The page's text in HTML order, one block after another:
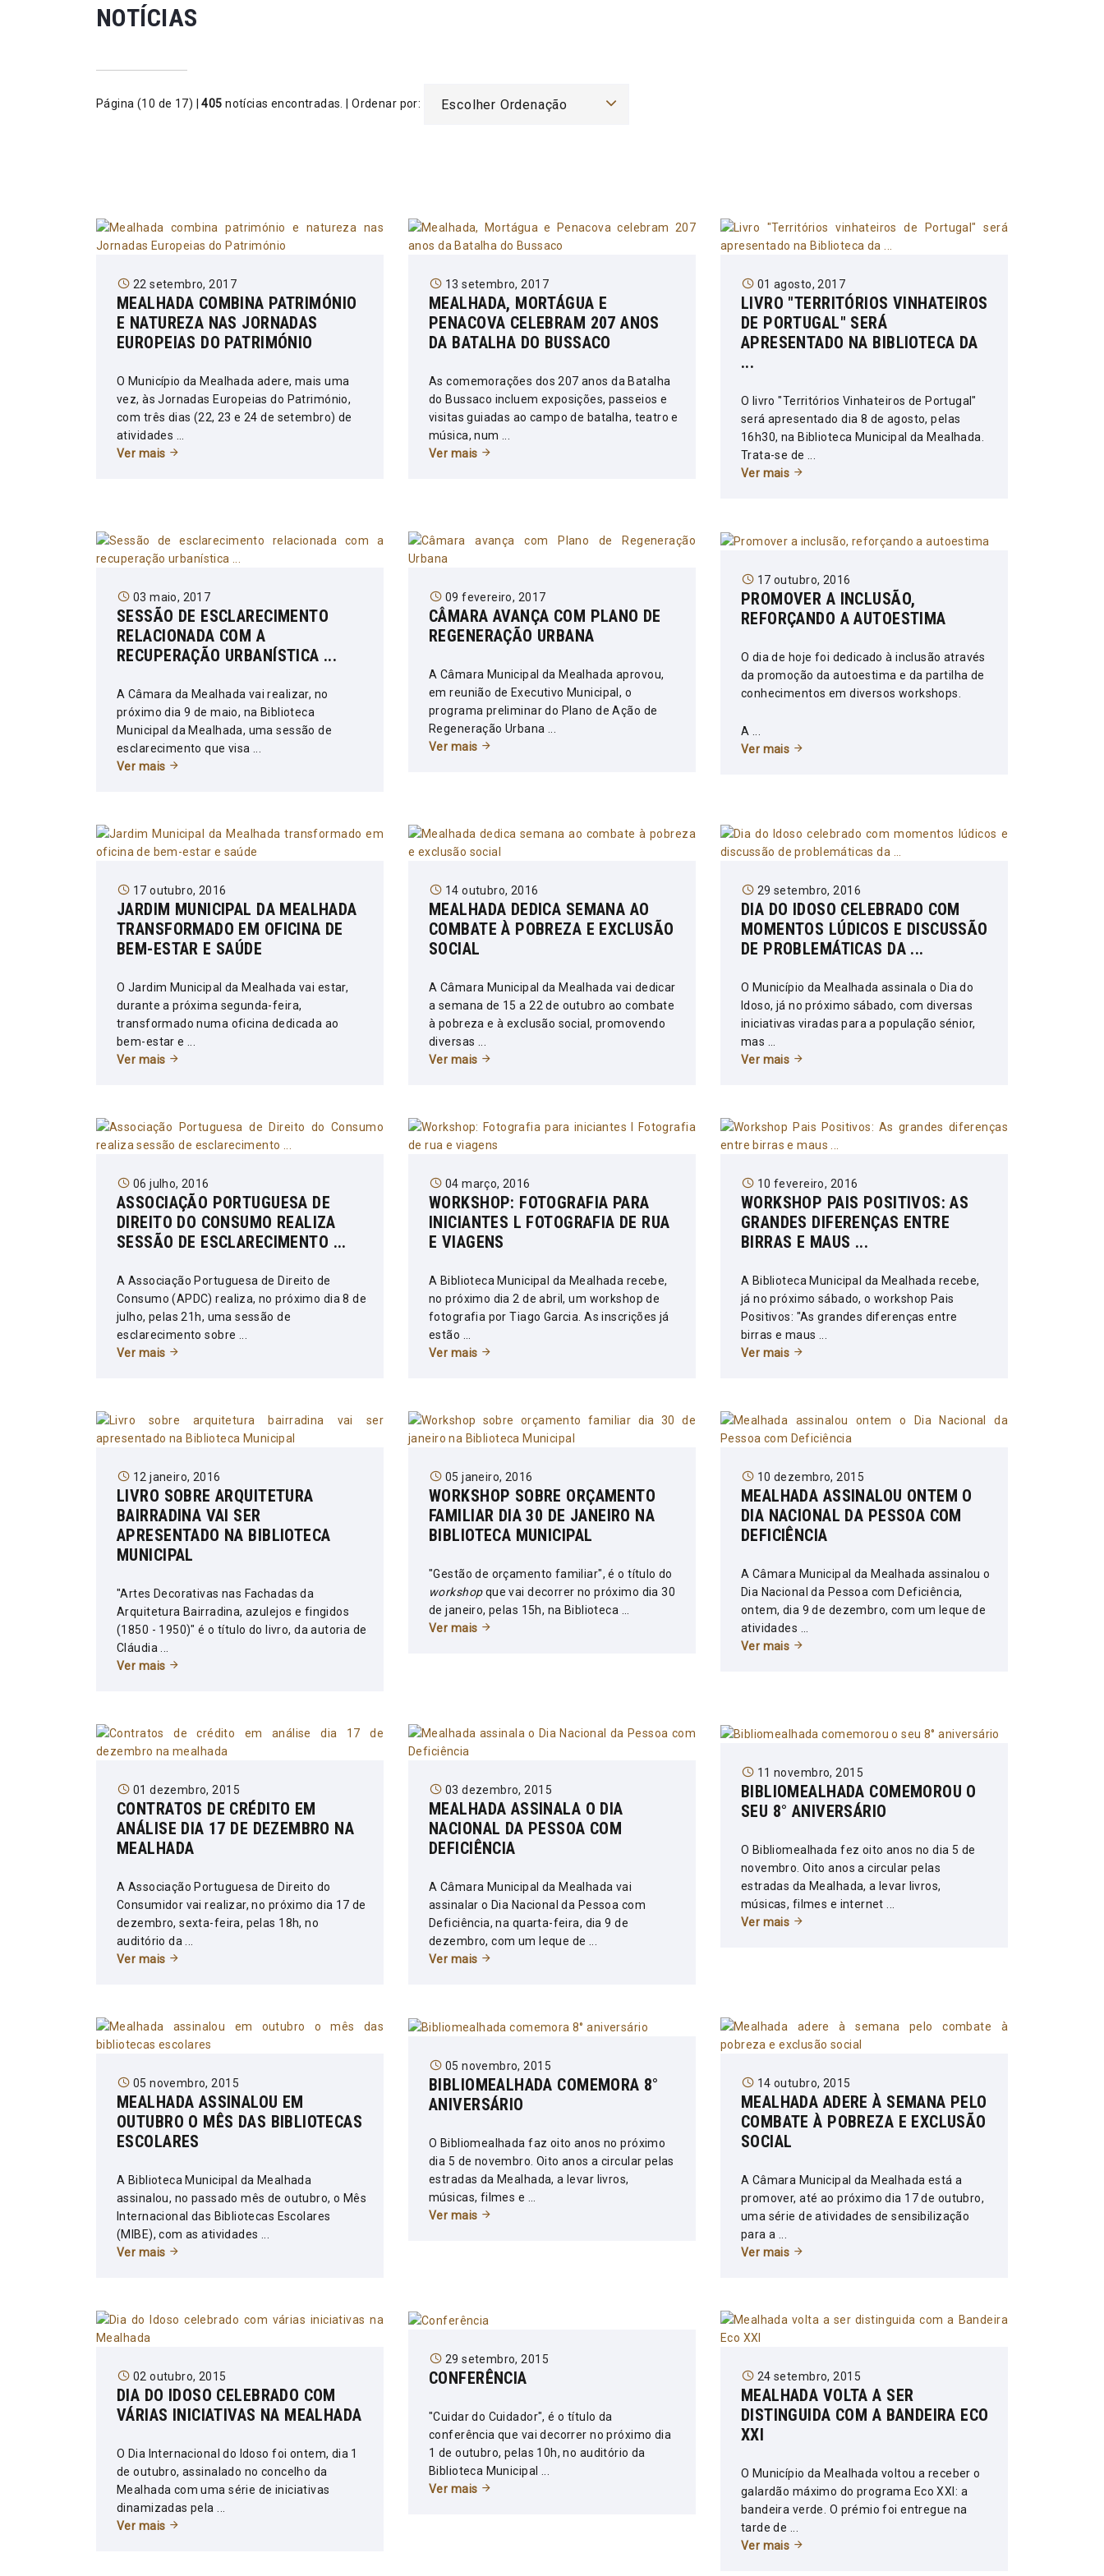
NOTÍCIAS
Página (10 de 17) |405 notícias encontradas. | Ordenar por: Escolher Ordenação
22 setembro, 2017
MEALHADA COMBINA PATRIMÓNIO
E NATUREZA NAS JORNADAS
EUROPEIAS DO PATRIMÓNIO
O Município da Mealhada adere, mais uma
vez, às Jornadas Europeias do Património,
com três dias (22, 23 e 24 de setembro) de
atividades ...
Ver mais
13 setembro, 2017
MEALHADA, MORTÁGUA E
PENACOVA CELEBRAM 207 ANOS
DA BATALHA DO BUSSACO
As comemorações dos 207 anos da Batalha
do Bussaco incluem exposições, passeios e
visitas guiadas ao campo de batalha, teatro e
música, num ...
Ver mais
01 agosto, 2017
LIVRO "TERRITÓRIOS VINHATEIROS
DE PORTUGAL" SERÁ
APRESENTADO NA BIBLIOTECA DA
...
O livro "Territórios Vinhateiros de Portugal"
será apresentado dia 8 de agosto, pelas
16h30, na Biblioteca Municipal da Mealhada.
Trata-se de ...
Ver mais
03 maio, 2017
SESSÃO DE ESCLARECIMENTO
RELACIONADA COM A
RECUPERAÇÃO URBANÍSTICA ...
A Câmara da Mealhada vai realizar, no
próximo dia 9 de maio, na Biblioteca
Municipal da Mealhada, uma sessão de
esclarecimento que visa ...
Ver mais
09 fevereiro, 2017
CÂMARA AVANÇA COM PLANO DE
REGENERAÇÃO URBANA
A Câmara Municipal da Mealhada aprovou,
em reunião de Executivo Municipal, o
programa preliminar do Plano de Ação de
Regeneração Urbana ...
Ver mais
17 outubro, 2016
PROMOVER A INCLUSÃO,
REFORÇANDO A AUTOESTIMA
O dia de hoje foi dedicado à inclusão através
da promoção da autoestima e da partilha de
conhecimentos em diversos workshops.
A ...
Ver mais
17 outubro, 2016
JARDIM MUNICIPAL DA MEALHADA
TRANSFORMADO EM OFICINA DE
BEM-ESTAR E SAÚDE
O Jardim Municipal da Mealhada vai estar,
durante a próxima segunda-feira,
transformado numa oficina dedicada ao
bem-estar e ...
Ver mais
14 outubro, 2016
MEALHADA DEDICA SEMANA AO
COMBATE À POBREZA E EXCLUSÃO
SOCIAL
A Câmara Municipal da Mealhada vai dedicar
a semana de 15 a 22 de outubro ao combate
à pobreza e à exclusão social, promovendo
diversas ...
Ver mais
29 setembro, 2016
DIA DO IDOSO CELEBRADO COM
MOMENTOS LÚDICOS E DISCUSSÃO
DE PROBLEMÁTICAS DA ...
O Município da Mealhada assinala o Dia do
Idoso, já no próximo sábado, com diversas
iniciativas viradas para a população sénior,
mas ...
Ver mais
06 julho, 2016
ASSOCIAÇÃO PORTUGUESA DE
DIREITO DO CONSUMO REALIZA
SESSÃO DE ESCLARECIMENTO ...
A Associação Portuguesa de Direito de
Consumo (APDC) realiza, no próximo dia 8 de
julho, pelas 21h, uma sessão de
esclarecimento sobre ...
Ver mais
04 março, 2016
WORKSHOP: FOTOGRAFIA PARA
INICIANTES L FOTOGRAFIA DE RUA
E VIAGENS
A Biblioteca Municipal da Mealhada recebe,
no próximo dia 2 de abril, um workshop de
fotografia por Tiago Garcia. As inscrições já
estão ...
Ver mais
10 fevereiro, 2016
WORKSHOP PAIS POSITIVOS: AS
GRANDES DIFERENÇAS ENTRE
BIRRAS E MAUS ...
A Biblioteca Municipal da Mealhada recebe,
já no próximo sábado, o workshop Pais
Positivos: "As grandes diferenças entre
birras e maus ...
Ver mais
12 janeiro, 2016
LIVRO SOBRE ARQUITETURA
BAIRRADINA VAI SER
APRESENTADO NA BIBLIOTECA
MUNICIPAL
"Artes Decorativas nas Fachadas da
Arquitetura Bairradina, azulejos e fingidos
(1850 - 1950)" é o título do livro, da autoria de
Cláudia ...
Ver mais
05 janeiro, 2016
WORKSHOP SOBRE ORÇAMENTO
FAMILIAR DIA 30 DE JANEIRO NA
BIBLIOTECA MUNICIPAL
"Gestão de orçamento familiar", é o título do
workshopque vai decorrer no próximo dia 30
de janeiro, pelas 15h, na Biblioteca ...
Ver mais
10 dezembro, 2015
MEALHADA ASSINALOU ONTEM O
DIA NACIONAL DA PESSOA COM
DEFICIÊNCIA
A Câmara Municipal da Mealhada assinalou o
Dia Nacional da Pessoa com Deficiência,
ontem, dia 9 de dezembro, com um leque de
atividades ...
Ver mais
01 dezembro, 2015
CONTRATOS DE CRÉDITO EM
ANÁLISE DIA 17 DE DEZEMBRO NA
MEALHADA
A Associação Portuguesa de Direito do
Consumidor vai realizar, no próximo dia 17 de
dezembro, sexta-feira, pelas 18h, no
auditório da ...
Ver mais
03 dezembro, 2015
MEALHADA ASSINALA O DIA
NACIONAL DA PESSOA COM
DEFICIÊNCIA
A Câmara Municipal da Mealhada vai
assinalar o Dia Nacional da Pessoa com
Deficiência, na quarta-feira, dia 9 de
dezembro, com um leque de ...
Ver mais
11 novembro, 2015
BIBLIOMEALHADA COMEMOROU O
SEU 8° ANIVERSÁRIO
O Bibliomealhada fez oito anos no dia 5 de
novembro. Oito anos a circular pelas
estradas da Mealhada, a levar livros,
músicas, filmes e internet ...
Ver mais
05 novembro, 2015
MEALHADA ASSINALOU EM
OUTUBRO O MÊS DAS BIBLIOTECAS
ESCOLARES
A Biblioteca Municipal da Mealhada
assinalou, no passado mês de outubro, o Mês
Internacional das Bibliotecas Escolares
(MIBE), com as atividades ...
Ver mais
05 novembro, 2015
BIBLIOMEALHADA COMEMORA 8°
ANIVERSÁRIO
O Bibliomealhada faz oito anos no próximo
dia 5 de novembro. Oito anos a circular pelas
estradas da Mealhada, a levar livros,
músicas, filmes e ...
Ver mais
14 outubro, 2015
MEALHADA ADERE À SEMANA PELO
COMBATE À POBREZA E EXCLUSÃO
SOCIAL
A Câmara Municipal da Mealhada está a
promover, até ao próximo dia 17 de outubro,
uma série de atividades de sensibilização
para a ...
Ver mais
02 outubro, 2015
DIA DO IDOSO CELEBRADO COM
VÁRIAS INICIATIVAS NA MEALHADA
O Dia Internacional do Idoso foi ontem, dia 1
de outubro, assinalado no concelho da
Mealhada com uma série de iniciativas
dinamizadas pela ...
Ver mais
29 setembro, 2015
CONFERÊNCIA
"Cuidar do Cuidador", é o título da
conferência que vai decorrer no próximo dia
1 de outubro, pelas 10h, no auditório da
Biblioteca Municipal ...
Ver mais
24 setembro, 2015
MEALHADA VOLTA A SER
DISTINGUIDA COM A BANDEIRA ECO
XXI
O Município da Mealhada voltou a receber o
galardão máximo do programa Eco XXI: a
bandeira verde. O prémio foi entregue na
tarde de ...
Ver mais